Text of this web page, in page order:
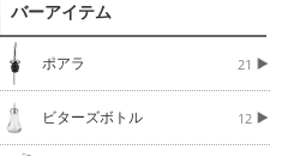
バーアイテム
ポアラ 21
ビターズボトル 12